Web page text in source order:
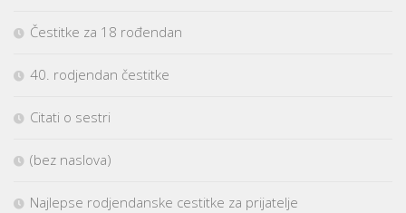
Čestitke za 18 rođendan
40. rodjendan čestitke
Citati o sestri
(bez naslova)
Najlepse rodjendanske cestitke za prijatelje